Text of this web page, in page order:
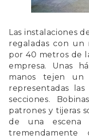
Las instalaciones
regaladas con
por 40 metros de
empresa. Unas
manos tejen
representadas
secciones.
patrones y tijeras
de una escena
tremendamente